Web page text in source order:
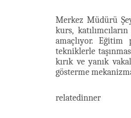
Merkez Müdürü
kurs,
amaçlıyor. Eğitim
tekniklerle
kırık ve yanık
gösterme
relatedinner